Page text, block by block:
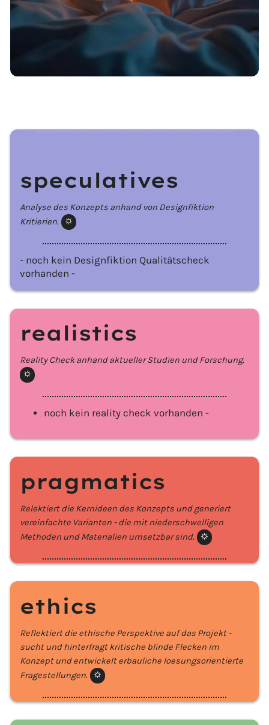
speculatives
Analyse des Konzepts anhand von Designfiktion
Kritierien.
⛭️
- noch kein Designfiktion Qualitätscheck
vorhanden -
realistics
Reality Check anhand aktueller Studien und Forschung.
⛭️
noch kein reality check vorhanden -
pragmatics
Relektiert die Kernideen des Konzepts und generiert
vereinfachte Varianten - die mit niederschwelligen
Methoden und Materialien umsetzbar sind.
⛭️
ethics
Reflektiert die ethische Perspektive auf das Projekt -
sucht und hinterfragt kritische blinde Flecken im
Konzept und entwickelt erbauliche loesungsorientierte
Fragestellungen.
⛭️